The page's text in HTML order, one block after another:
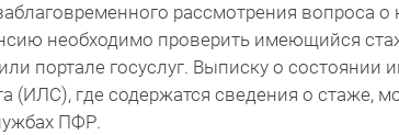
рассмотрения вопроса о
необходимо проверить имеющийся
портале госуслуг. Выписку о состоянии
(ИЛС), где содержатся сведения о стаже,
ПФР.